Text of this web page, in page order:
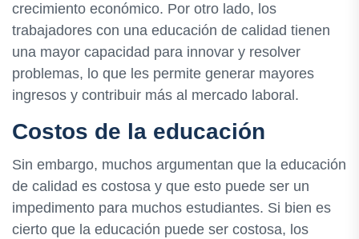
crecimiento económico. Por otro lado, los
trabajadores con una educación de calidad tienen
una mayor capacidad para innovar y resolver
problemas, lo que les permite generar mayores
ingresos y contribuir más al mercado laboral.
Costos de la educación
Sin embargo, muchos argumentan que la educación
de calidad es costosa y que esto puede ser un
impedimento para muchos estudiantes. Si bien es
cierto que la educación puede ser costosa, los